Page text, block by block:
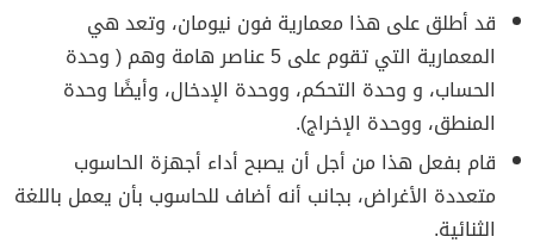
قد أطلق على هذا معمارية فون نيومان، وتعد هي
المعمارية التي تقوم على 5 عناصر هامة وهم ( وحدة
الحساب، و وحدة التحكم، ووحدة الإدخال، وأيضًا وحدة
المنطق، ووحدة الإخراج).
قام بفعل هذا من أجل أن يصبح أداء أجهزة الحاسوب
متعددة الأغراض، بجانب أنه أضاف للحاسوب بأن يعمل باللغة
الثنائية.